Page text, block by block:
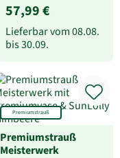
57,99 €
Lieferbar vom08.08.
bis30.09.
Premiumstrauß
Premiumstrauß
Meisterwerk